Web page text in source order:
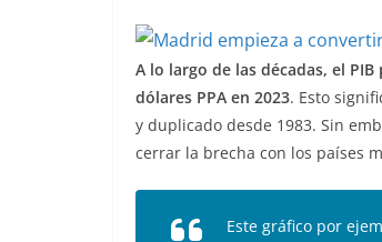
A lo largo de las décadas, el
dólares PPA en 2023. Esto
y duplicado desde 1983. Sin
cerrar la brecha con los países
Este gráfico por